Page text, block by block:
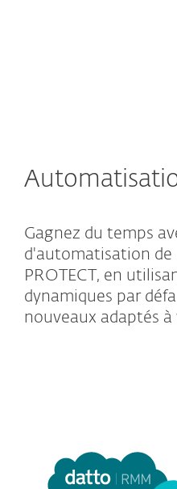
Gagnez du temps
d'automatisation de
PROTECT, en
dynamiques par
nouveaux adaptés à